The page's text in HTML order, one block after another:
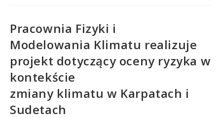
Pracownia Fizyki i
Modelowania Klimatu realizuje
projekt dotyczący oceny ryzyka w
kontekście
zmiany klimatu w Karpatach i
Sudetach